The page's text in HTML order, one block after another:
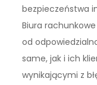
bezpieczeństwa
Biura
od
same, jak i ich
wynikającymi z